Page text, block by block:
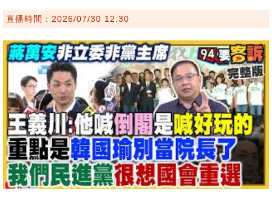
直播時間：2026/07/30 12:30